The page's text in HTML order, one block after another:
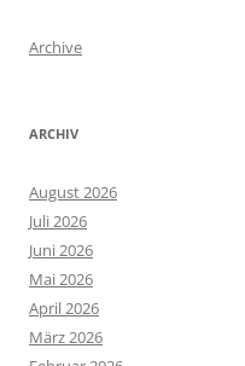
Archive
ARCHIV
August 2026
Juli 2026
Juni 2026
Mai 2026
April 2026
März 2026